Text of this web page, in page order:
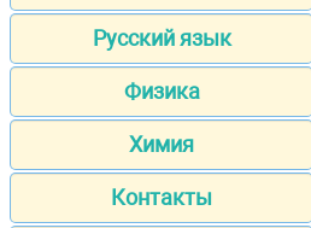
Русский язык
Физика
Химия
Контакты